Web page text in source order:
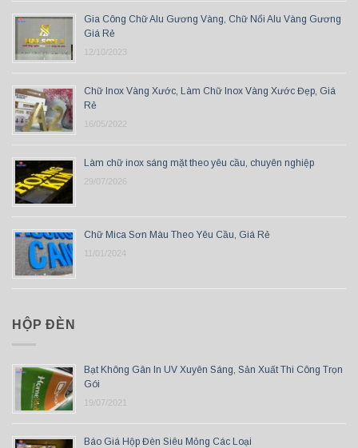
Gia Công Chữ Alu Gương Vàng, Chữ Nổi Alu Vàng Gương
Giá Rẻ
12/10/2023
Chữ Inox Vàng Xước, Làm Chữ Inox Vàng Xước Đẹp, Giá
Rẻ
16/05/2022
Làm chữ inox sáng mặt theo yêu cầu, chuyên nghiệp
29/07/2026
Chữ Mica Sơn Màu Theo Yêu Cầu, Giá Rẻ
11/01/2024
HỘP ĐÈN
Bạt Không Gân In UV Xuyên Sáng, Sản Xuất Thi Công Trọn
Gói
19/07/2021
Báo Giá Hộp Đèn Siêu Mỏng Các Loại